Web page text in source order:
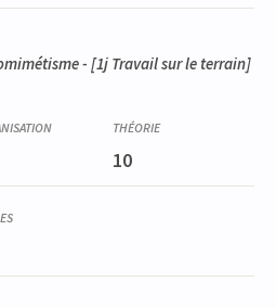
- [1j Travail sur le terrain]
10